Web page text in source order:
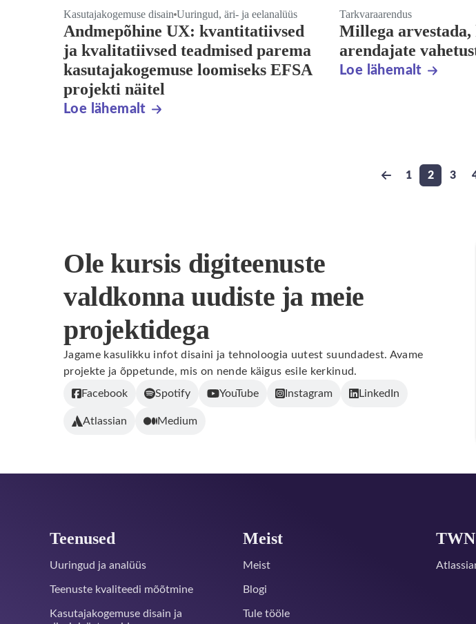
Kasutajakogemuse disain Uuringud, äri- ja eelanalüüs
Andmepõhine UX: kvantitatiivsed
ja kvalitatiivsed teadmised parema
kasutajakogemuse loomiseks EFSA
projekti näitel
Loe lähemalt
Tarkvaraarendus
Millega
arendajate
Loe lähemalt
Previous page
Go to page
1
Go to
2
Go
3
Ole kursis digiteenuste
valdkonna uudiste ja meie
projektidega
Jagame kasulikku infot disaini ja tehnoloogia uutest suundadest. Avame
projekte ja õppetunde, mis on nende käigus esile kerkinud.
Facebook
Spotify YouTube Instagram LinkedIn
Atlassian Medium
Teenused
Uuringud ja analüüs
Teenuste kvaliteedi mõõtmine
Kasutajakogemuse disain ja
Meist
Meist
Blogi
Tule tööle